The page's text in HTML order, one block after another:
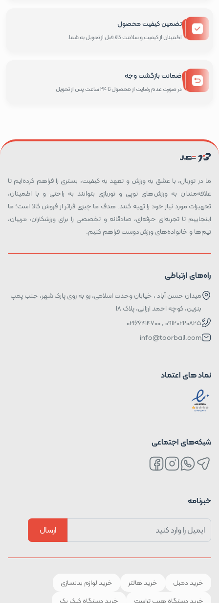
تضمین کیفیت محصول
اطمینان از کیفیت و سلامت کالا قبل از تحویل به شما.
ضمانت بازگشت وجه
در صورت عدم رضایت از محصول تا 24 ساعت پس از تحویل
ما در توربال، با عشق به ورزش و تعهد به کیفیت، بستری را فراهم کرده‌ایم تا
علاقه‌مندان به ورزش‌های توپی و توربازی بتوانند به راحتی و با اطمینان،
تجهیزات مورد نیاز خود را تهیه کنند. هدف ما چیزی فراتر از فروش کالا است؛ ما
اینجاییم تا تجربه‌ای حرفه‌ای، صادقانه و تخصصی را برای ورزشکاران، مربیان،
تیم‌ها و خانواده‌های ورزش‌دوست فراهم کنیم.
راه‌های ارتباطی
میدان حسن آباد ، خیابان وحدت اسلامی، رو به روی پارک شهر، جنب پمپ
بنزین، کوچه احمد ارزانی، پلاک ۱۸
09120220825 , 02166414700
info@toorball.com
نماد های اعتماد
شبکه‌های اجتماعی
خبرنامه
ارسال
خرید دمبل خرید هالتر
خرید لوازم بدنسازی
خرید دستگاه هیپ تراست
خرید دستگاه کیک بک